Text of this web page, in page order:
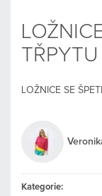
TŘPYTU
LOŽNICE SE
Kategorie: